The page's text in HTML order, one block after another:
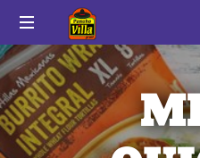
Pancho
Villa
Auténtico
sabor
a
México